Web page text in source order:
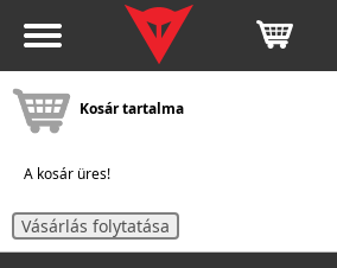
Kosár tartalma
A kosár üres!
Vásárlás folytatása